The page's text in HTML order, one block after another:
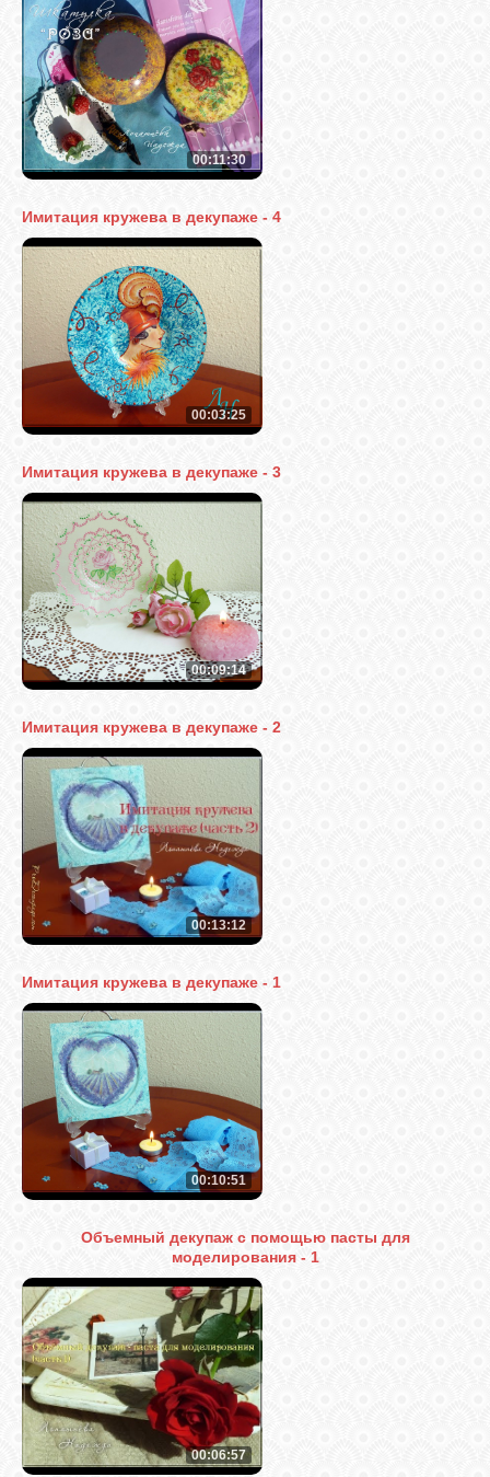
00:11:30
Имитация кружева в декупаже - 4
00:03:25
Имитация кружева в декупаже - 3
00:09:14
Имитация кружева в декупаже - 2
00:13:12
Имитация кружева в декупаже - 1
00:10:51
Объемный декупаж с помощью пасты для
моделирования - 1
00:06:57